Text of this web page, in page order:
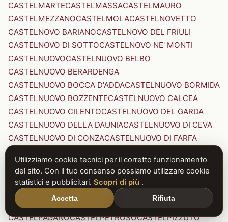
CASTELMARTECASTELMASSACASTELMAURO
CASTELMEZZANOCASTELMOLACASTELNOVETTO
CASTELNOVO BARIANOCASTELNOVO DEL FRIULI
CASTELNOVO DI SOTTOCASTELNOVO NE' MONTI
CASTELNUOVOCASTELNUOVO BELBO
CASTELNUOVO BERARDENGA
CASTELNUOVO BOCCA D'ADDACASTELNUOVO BORMIDA
CASTELNUOVO BOZZENTECASTELNUOVO CALCEA
CASTELNUOVO CILENTOCASTELNUOVO DEL GARDA
CASTELNUOVO DELLA DAUNIACASTELNUOVO DI CEVA
CASTELNUOVO DI CONZACASTELNUOVO DI FARFA
CASTELNUOVO DI PORTO CASTELNUOVO DON BOSCO
CASTELNUOVO MAGRACASTELNUOVO NIGRA
CASTELNUOVO PARANOCASTELNUOVO RANGONE
CASTELNUOVO SCRIVIA
CASTELNUOVO VAL DI CECINA
CASTELPAGANOCASTELPETROSOCASTELPIZZUTO
Utilizziamo cookie tecnici per il corretto funzionamento
del sito. Con il tuo consenso possiamo utilizzare cookie
statistici e pubblicitari. Scopri di più .
Accetta Rifiuta